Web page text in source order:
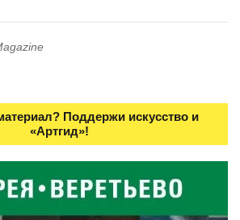
Поддержи искусство и
«Артгид»!